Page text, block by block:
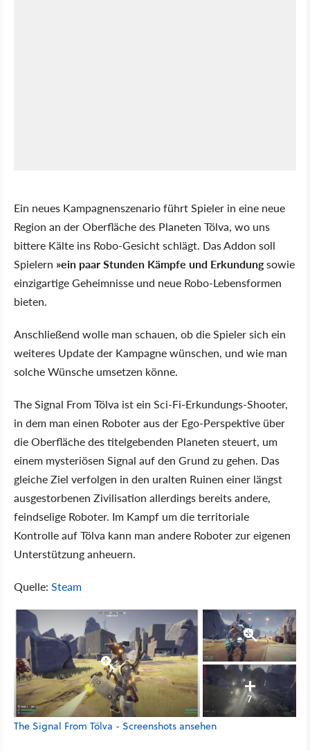
Ein neues Kampagnenszenario führt Spieler in eine neue
Region an der Oberfläche des Planeten Tölva, wo uns
bittere Kälte ins Robo-Gesicht schlägt. Das Addon soll
Spielern »ein paar Stunden Kämpfe und Erkundungsowie
einzigartige Geheimnisse und neue Robo-Lebensformen
bieten.
Anschließend wolle man schauen, ob die Spieler sich ein
weiteres Update der Kampagne wünschen, und wie man
solche Wünsche umsetzen könne.
The Signal From Tölva ist ein Sci-Fi-Erkundungs-Shooter,
in dem man einen Roboter aus der Ego-Perspektive über
die Oberfläche des titelgebenden Planeten steuert, um
einem mysteriösen Signal auf den Grund zu gehen. Das
gleiche Ziel verfolgen in den uralten Ruinen einer längst
ausgestorbenen Zivilisation allerdings bereits andere,
feindselige Roboter. Im Kampf um die territoriale
Kontrolle auf Tölva kann man andere Roboter zur eigenen
Unterstützung anheuern.
Quelle: Steam
7
The Signal From Tölva - Screenshots ansehen